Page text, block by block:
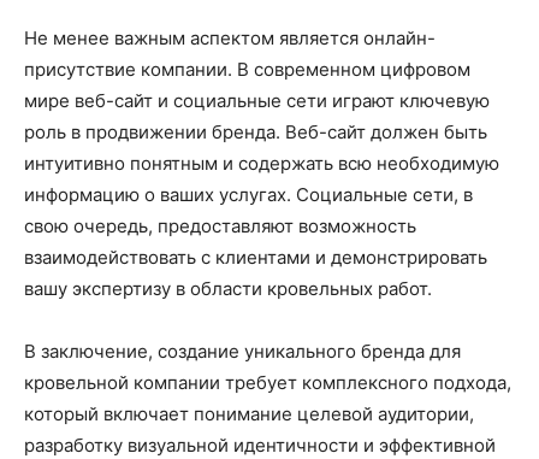
Не менее важным аспектом является онлайн-
присутствие компании. В современном цифровом
мире веб-сайт и социальные сети играют ключевую
роль в продвижении бренда. Веб-сайт должен быть
интуитивно понятным и содержать всю необходимую
информацию о ваших услугах. Социальные сети, в
свою очередь, предоставляют возможность
взаимодействовать с клиентами и демонстрировать
вашу экспертизу в области кровельных работ.
В заключение, создание уникального бренда для
кровельной компании требует комплексного подхода,
который включает понимание целевой аудитории,
разработку визуальной идентичности и эффективной